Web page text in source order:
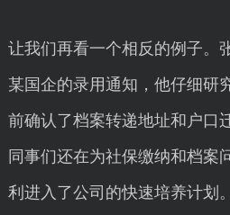
让我们再看一个相反的例子。
某国企的录用通知，他仔细研
前确认了档案转递地址和户口
同事们还在为社保缴纳和档案
利进入了公司的快速培养计划